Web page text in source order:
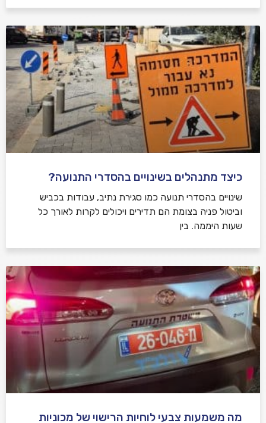
כיצד מתנהלים בשינויים בהסדרי התנועה?
שינויים בהסדרי תנועה כמו סגירת נתיב, עבודות בכביש
וביטול פניה בצומת הם תדירים ויכולים לקרות לאורך כל
שעות היממה. בין
מה משמעות צבעי לוחיות הרישוי של מכוניות